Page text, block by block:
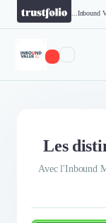
Inbound
Les
Avec l'Inbound